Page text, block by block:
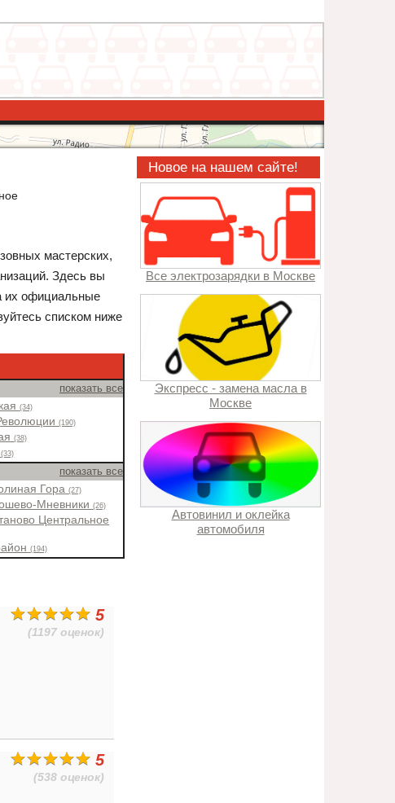
мастерских,
Здесь вы
их официальные
списком ниже
показать все
(34)
(190)
(38)
(33)
показать все
Гора(27)
Мневники(26)
Центральное
(194)
5
(1197 оценок)
5
(538 оценок)
Новое на нашем сайте!
Все электрозарядки в Москве
Экспресс - замена масла в
Москве
Автовинил и оклейка
автомобиля